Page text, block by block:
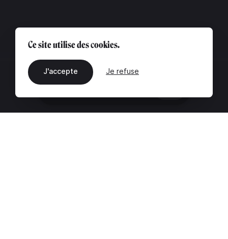
Ce site utilise des cookies.
J'accepte Je refuse